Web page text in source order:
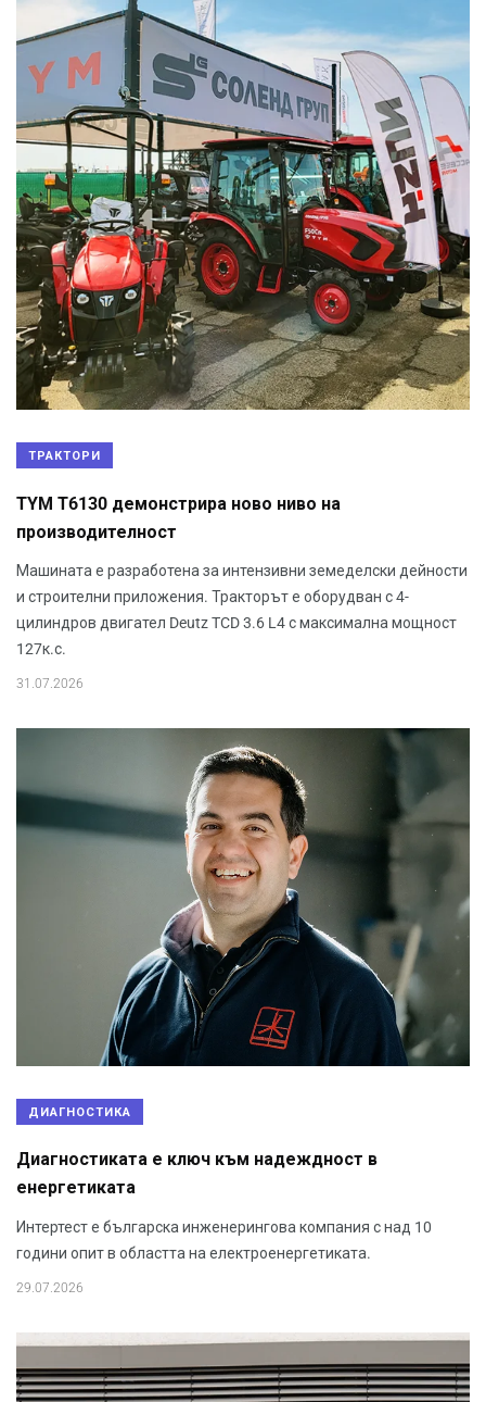
ТРАКТОРИ
TYM T6130 демонстрира ново ниво на
производителност
Машината е разработена за интензивни земеделски дейности
и строителни приложения. Тракторът е оборудван с 4-
цилиндров двигател Deutz TCD 3.6 L4 с максимална мощност
127к.с.
31.07.2026
ДИАГНОСТИКА
Диагностиката е ключ към надеждност в
енергетиката
Интертест е българска инженерингова компания с над 10
години опит в областта на електроенергетиката.
29.07.2026